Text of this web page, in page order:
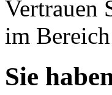
Vertrauen
im
Sie